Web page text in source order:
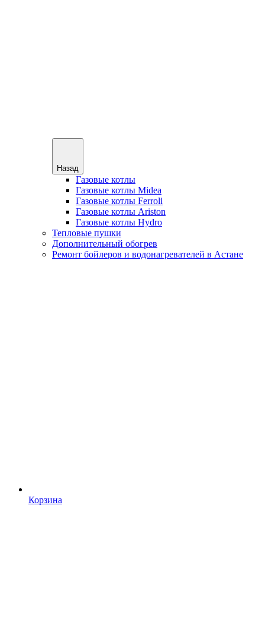
Назад
Газовые котлы
Газовые котлы Midea
Газовые котлы Ferroli
Газовые котлы Ariston
Газовые котлы Hydro
Тепловые пушки
Дополнительный обогрев
Ремонт бойлеров и водонагревателей в Астане
Корзина